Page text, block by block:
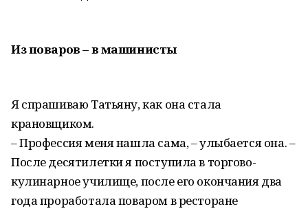
Из поваров – в машинисты
Я спрашиваю Татьяну, как она стала
крановщиком.
– Профессия меня нашла сама, – улыбается она. –
После десятилетки я поступила в торгово-
кулинарное училище, после его окончания два
года проработала поваром в ресторане